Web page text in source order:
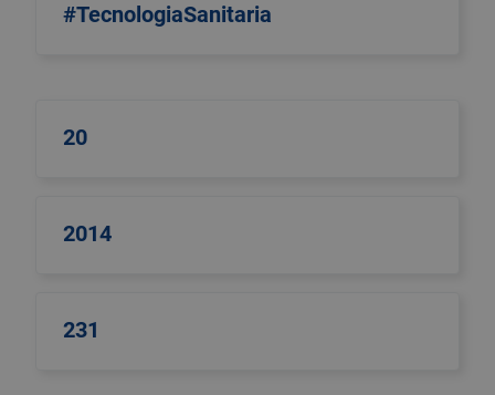
#TecnologiaSanitaria
20
2014
231